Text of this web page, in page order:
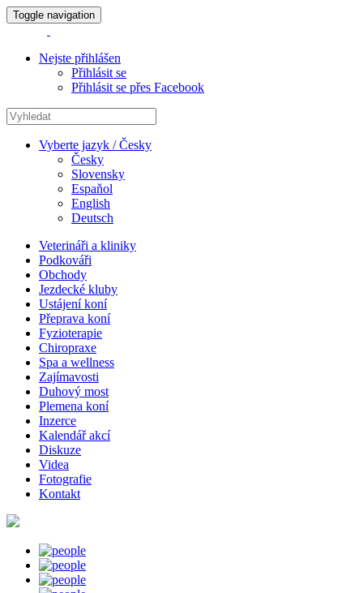
Toggle navigation
Nejste přihlášen
Přihlásit se
Přihlásit se přes Facebook
Vyberte jazyk / Česky
Česky
Slovensky
Espaňol
English
Deutsch
Veterináři a kliniky
Podkováři
Obchody
Jezdecké kluby
Ustájení koní
Přeprava koní
Fyzioterapie
Chiropraxe
Spa a wellness
Zajímavosti
Duhový most
Plemena koní
Inzerce
Kalendář akcí
Diskuze
Videa
Fotografie
Kontakt